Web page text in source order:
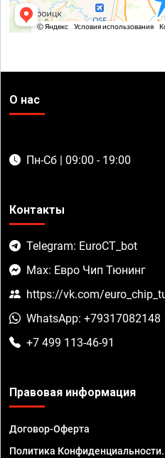
О нас
Пн-Сб | 09:00 - 19:00
Контакты
Telegram: EuroCT_bot
Max: Евро Чип Тюнинг
https://vk.com/
WhatsApp: +79317082148
+7 499 113-46-91
Правовая информация
Договор-Оферта
Политика